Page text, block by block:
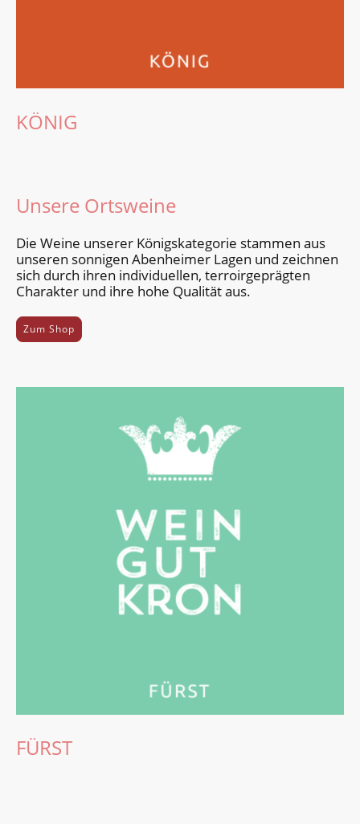
KÖNIG
Unsere Ortsweine
Die Weine unserer Königs­kategorie stammen aus
unseren sonnigen Aben­heimer Lagen und zeichnen
sich durch ihren indivi­duellen, terroir­geprägten
Cha­rakter und ihre hohe Qualität aus.
Zum Shop
FÜRST